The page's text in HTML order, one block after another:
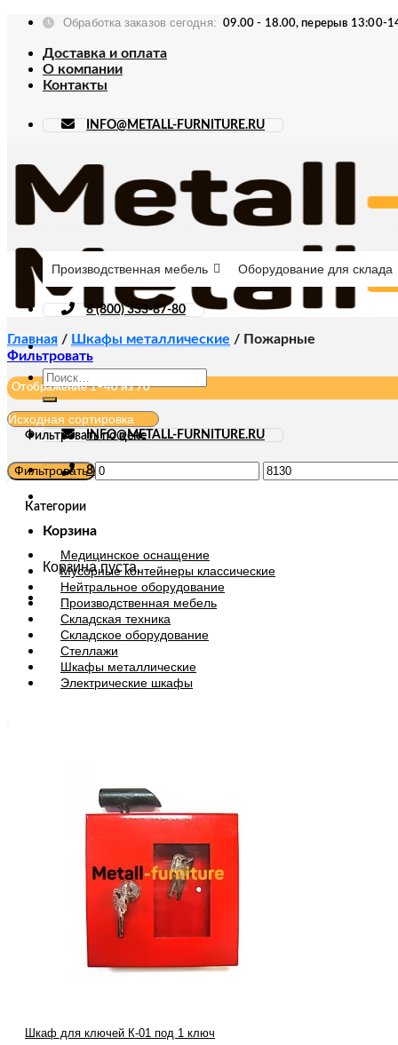
Skip
content
Обработка заказов сегодня: 09.00 - 18.00, перерыв 13:00-
Доставка и оплата
О компании
Контакты
INFO@METALL-FURNITURE.RU
Искать:
INFO@METALL-FURNITURE.RU
8 (800) 333-87-80
Корзина
Корзина пуста.
Производственная мебель Оборудование для склада
8 (800) 333-87-80
Главная / Шкафы металлические / Пожарные
Фильтровать
Отображение 1–40 из 70
Фильтровать по цене
Минимальная
цена
Максимальная
цена
Фильтровать
Категории
Медицинское оснащение
Мусорные контейнеры классические
Нейтральное оборудование
Производственная мебель
Складская техника
Складское оборудование
Стеллажи
Шкафы металлические
Электрические шкафы
Шкаф для ключей К-01 под 1 ключ